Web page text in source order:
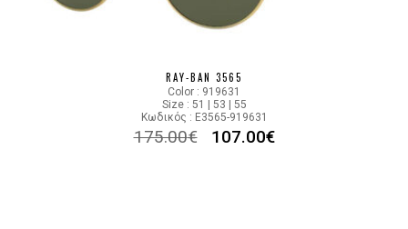
RAY-BAN 3565
Color : 919631
Size : 51 | 53 | 55
Κωδικός : E3565-919631
175.00€ 107.00€